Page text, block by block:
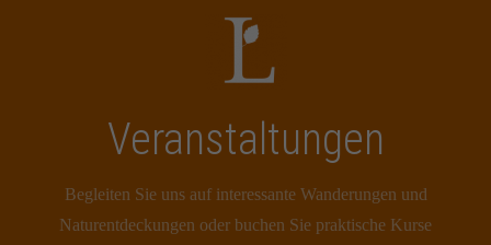
Veranstaltungen
Begleiten Sie uns auf interessante Wanderungen und
Naturentdeckungen oder buchen Sie praktische Kurse